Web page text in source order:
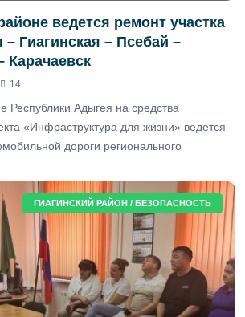
ведется ремонт участка
Гиагинская – Псебай –
Карачаевск
14
Республики Адыгея на средства
«Инфраструктура для жизни» ведется
дороги регионального
ГИАГИНСКИЙ РАЙОН / БЕЗОПАСНОСТЬ